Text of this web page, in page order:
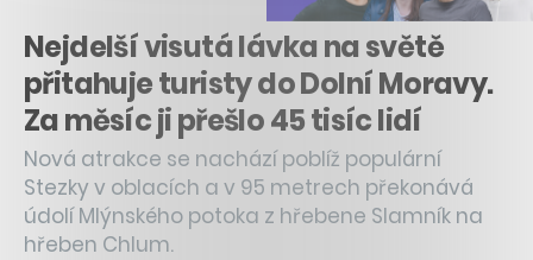
Nejdelší visutá lávka na světě
přitahuje turisty do Dolní Moravy.
Za měsíc ji přešlo 45 tisíc lidí
Nová atrakce se nachází poblíž populární
Stezky v oblacích a v 95 metrech překonává
údolí Mlýnského potoka z hřebene Slamník na
hřeben Chlum.